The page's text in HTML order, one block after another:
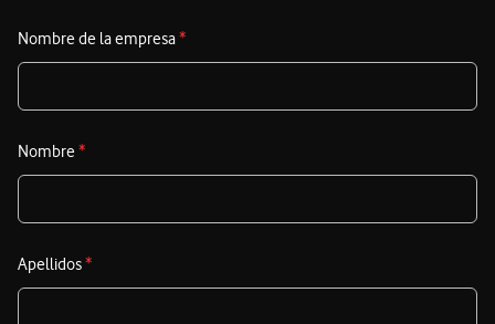
Nombre de la empresa*
Nombre *
Apellidos*